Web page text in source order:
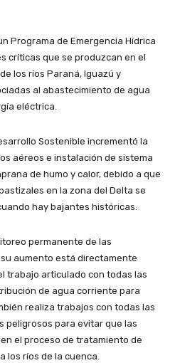
Programa de Emergencia Hídrica
críticas que se produzcan en el
los ríos Paraná, Iguazú y
al abastecimiento de agua
eléctrica.
Sostenible incrementó la
aéreos e instalación de sistema
de humo y calor, debido a que
en la zona del Delta se
hay bajantes históricas.
permanente de las
aumento está directamente
trabajo articulado con todas las
de agua corriente para
realiza trabajos con todas las
peligrosos para evitar que las
el proceso de tratamiento de
los ríos de la cuenca.